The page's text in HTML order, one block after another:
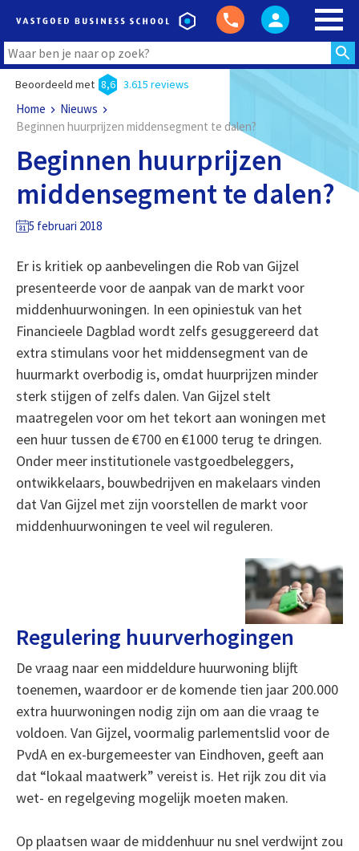
Beoordeeld met 8,6 3.615 reviews
Home
Nieuws
Beginnen huurprijzen middensegment te dalen?
Beginnen huurprijzen
middensegment te dalen?
5 februari 2018
Er is kritiek op aanbevelingen die Rob van Gijzel
presenteerde voor de aanpak van de markt voor
middenhuurwoningen. In een opiniestuk van het
Financieele Dagblad wordt zelfs gesuggereerd dat
extra stimulans voor het middensegment van de
huurmarkt overbodig is, omdat huurprijzen minder
sterk stijgen of zelfs dalen. Van Gijzel stelt
maatregelen voor om het tekort aan woningen met
een huur tussen de €700 en €1000 terug te dringen.
Onder meer institutionele vastgoedbeleggers,
ontwikkelaars, bouwbedrijven en makelaars vinden
dat Van Gijzel met zijn voorstellen de markt voor
middenhuurwoningen te veel wil reguleren.
Regulering huurverhogingen
De vraag naar een middeldure huurwoning blijft
toenemen, waardoor er de komende tien jaar 200.000
extra huurwoningen nodig zijn om aan die vraag te
voldoen. Van Gijzel, voormalig parlementslid voor de
PvdA en ex-burgemeester van Eindhoven, geeft aan
dat “lokaal maatwerk” vereist is. Het rijk zou dit via
wet- en regelgeving mogelijk moeten maken.
Op plaatsen waar de middenhuur nu snel verdwijnt zou